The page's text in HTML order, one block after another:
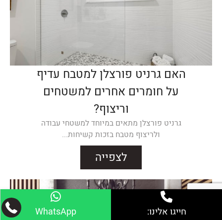
האם גרניט פורצלן למטבח עדיף
על חומרים אחרים למשטחים
וריצוף?
גרניט פורצלן מתאים במיוחד למשטחי עבודה
ולריצוף מטבח בזכות קשיחות...
לצפייה
חייגו אלינו: WhatsApp